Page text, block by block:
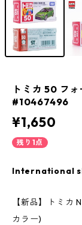
トミカ 50 フ
#10467496
¥1,650
残り1点
International
【新品】トミカ
カラー)